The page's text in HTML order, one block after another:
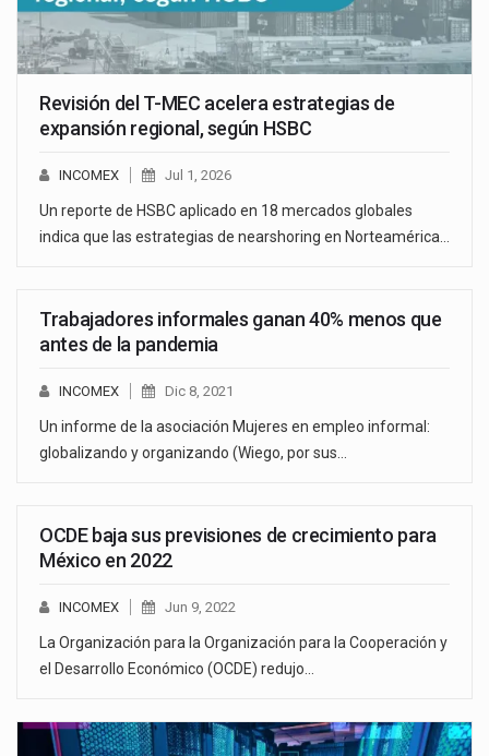
Revisión del T-MEC acelera estrategias de
expansión regional, según HSBC
INCOMEX Jul 1, 2026
Un reporte de HSBC aplicado en 18 mercados globales
indica que las estrategias de nearshoring en Norteamérica…
Trabajadores informales ganan 40% menos que
antes de la pandemia
INCOMEX Dic 8, 2021
Un informe de la asociación Mujeres en empleo informal:
globalizando y organizando (Wiego, por sus…
OCDE baja sus previsiones de crecimiento para
México en 2022
INCOMEX Jun 9, 2022
La Organización para la Organización para la Cooperación y
el Desarrollo Económico (OCDE) redujo…